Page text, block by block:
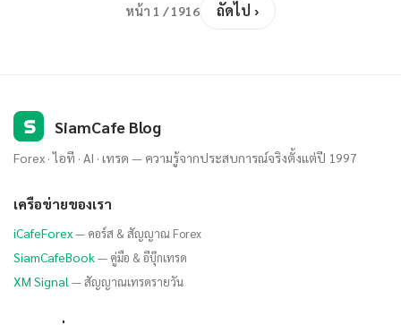
หน้า 1 / 1916 ถัดไป ›
S SiamCafe Blog
Forex · ไอที · AI · เทรด — ความรู้จากประสบการณ์จริงตั้งแต่ปี 1997
เครือข่ายของเรา
iCafeForex— คอร์ส & สัญญาณ Forex
SiamCafeBook— คู่มือ & อีบุ๊กเทรด
XM Signal — สัญญาณเทรดรายวัน